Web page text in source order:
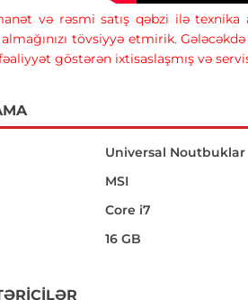
və rəsmi satış qəbzi ilə
tövsiyyə etmirik.
göstərən ixtisaslaşmış və
Universal Noutbuklar
MSI
Core i7
16 GB